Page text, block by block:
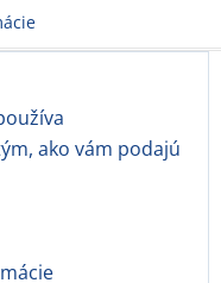
ako vám podajú